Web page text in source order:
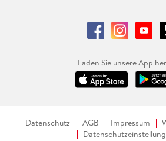
Laden Sie unsere App
Datenschutz AGB Impressum